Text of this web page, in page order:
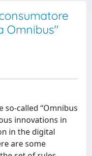
Omnibus"
so-called “Omnibus
innovations in
in the digital
are some